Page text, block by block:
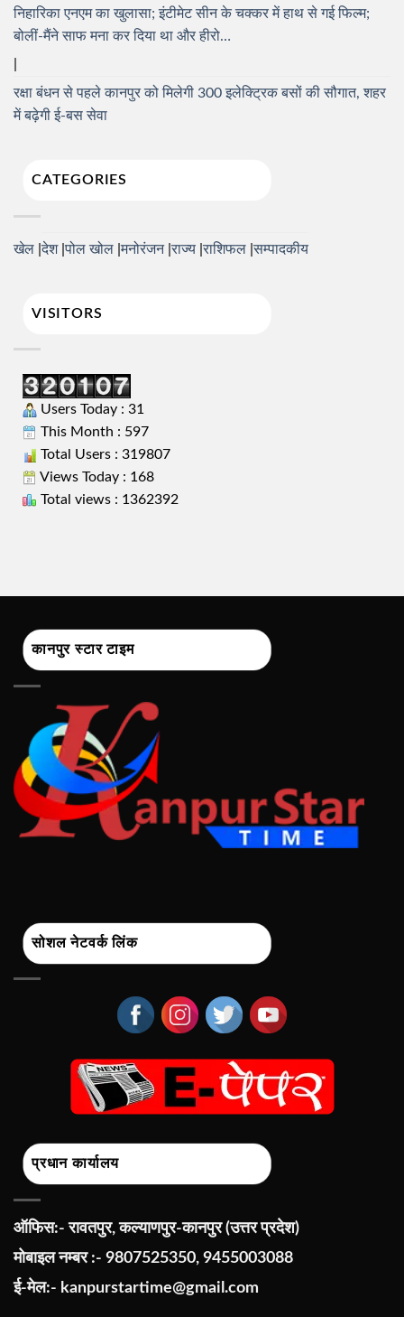
निहारिका एनएम का खुलासा; इंटीमेट सीन के चक्कर में हाथ से गई फिल्म;
बोलीं-मैंने साफ मना कर दिया था और हीरो…
रक्षा बंधन से पहले कानपुर को मिलेगी 300 इलेक्ट्रिक बसों की सौगात, शहर
में बढ़ेगी ई-बस सेवा
CATEGORIES
खेल देश पोल खोल मनोरंजन राज्य राशिफल सम्पादकीय
VISITORS
Users Today : 31
This Month : 597
Total Users : 319807
Views Today : 168
Total views : 1362392
कानपुर स्टार टाइम
सोशल नेटवर्क लिंक
प्रधान कार्यालय
ऑफिस:- रावतपुर, कल्याणपुर-कानपुर (उत्तर प्रदेश)
मोबाइल नम्बर :- 9807525350, 9455003088
ई-मेल:- kanpurstartime@gmail.com